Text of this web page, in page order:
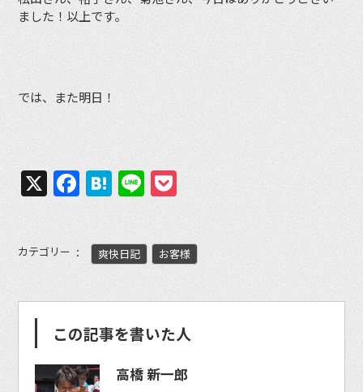
ました！以上です。
では、また明日！
X Facebook
Hatena
Line
カテゴリー 爽快日記 お客様
この記事を書いた人
高橋 新一郎